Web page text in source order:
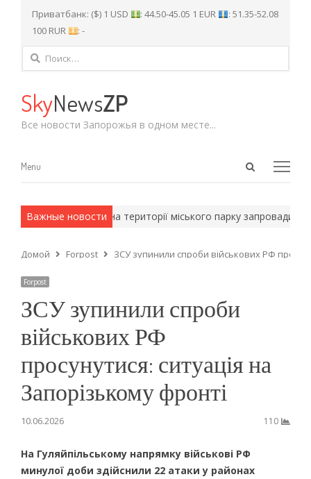
Приватбанк: ($) 1 USD : 44.50-45.05 1 EUR
: 51.35-52.08
100 RUR
: -
Найти:
SkyNewsZP
Все новости Запорожья в одном месте...
Open
Menu
Menu
Важные новости
У Запоріжжі на території міського парку запровадили
Домой Forpost ЗСУ зупинили спроби військових РФ
Forpost
ЗСУ зупинили спроби
військових РФ
просунутися: ситуація на
Запорізькому фронті
10.06.2026 110
На Гуляйпільському напрямку військові РФ
минулої доби здійснили 22 атаки у районах